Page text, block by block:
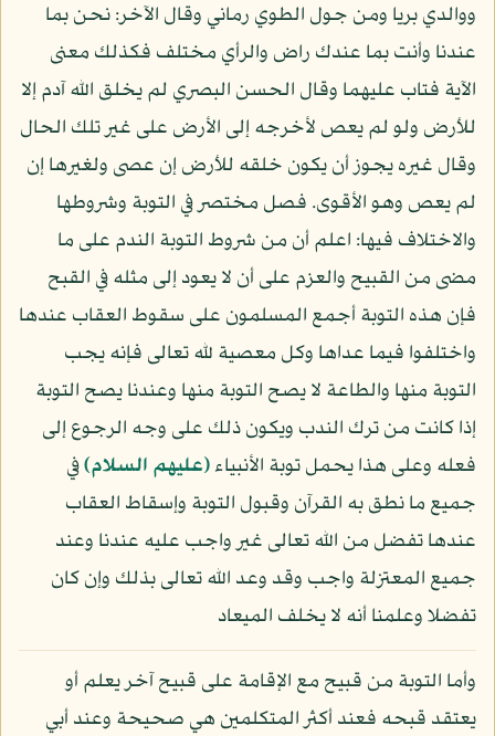
ووالدي بريا ومن جول الطوي رماني وقال الآخر: نحن بما
عندنا وأنت بما عندك راض والرأي مختلف فكذلك معنى
الآية فتاب عليهما وقال الحسن البصري لم يخلق الله آدم إلا
للأرض ولو لم يعص لأخرجه إلى الأرض على غير تلك الحال
وقال غيره يجوز أن يكون خلقه للأرض إن عصى ولغيرها إن
لم يعص وهو الأقوى. فصل مختصر في التوبة وشروطها
والاختلاف فيها: اعلم أن من شروط التوبة الندم على ما
مضى من القبيح والعزم على أن لا يعود إلى مثله في القبح
فإن هذه التوبة أجمع المسلمون على سقوط العقاب عندها
واختلفوا فيما عداها وكل معصية لله تعالى فإنه يجب
التوبة منها والطاعة لا يصح التوبة منها وعندنا يصح التوبة
إذا كانت من ترك الندب ويكون ذلك على وجه الرجوع إلى
فعله وعلى هذا يحمل توبة الأنبياء(عليهم السلام)في
جميع ما نطق به القرآن وقبول التوبة وإسقاط العقاب
عندها تفضل من الله تعالى غير واجب عليه عندنا وعند
جميع المعتزلة واجب وقد وعد الله تعالى بذلك وإن كان
تفضلا وعلمنا أنه لا يخلف الميعاد
وأما التوبة من قبيح مع الإقامة على قبيح آخر يعلم أو
يعتقد قبحه فعند أكثر المتكلمين هي صحيحة وعند أبي